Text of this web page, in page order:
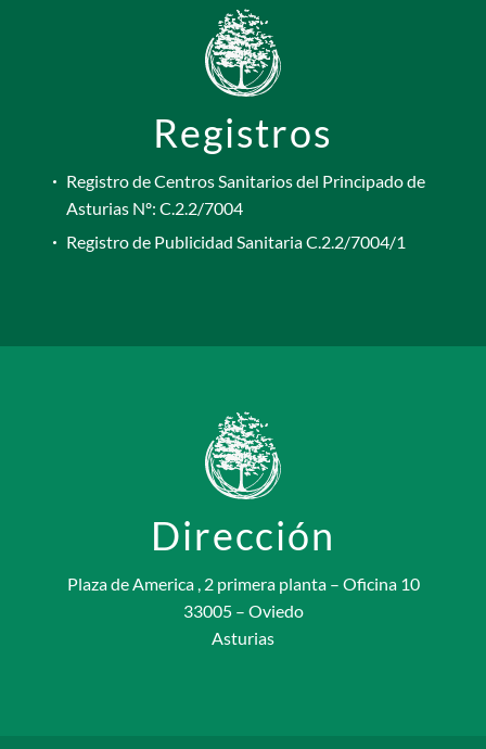
Registros
Registro de Centros Sanitarios del Principado de
Asturias Nº: C.2.2/7004
Registro de Publicidad Sanitaria C.2.2/7004/1
Dirección
Plaza de America , 2 primera planta – Oficina 10
33005 – Oviedo
Asturias